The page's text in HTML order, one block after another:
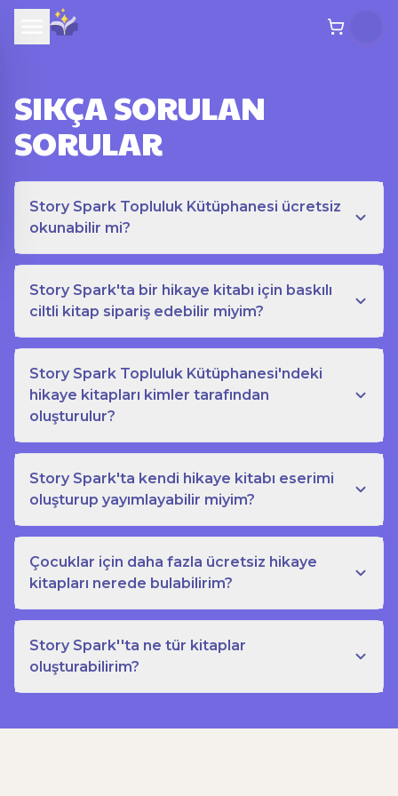
SIKÇA SORULAN
SORULAR
Story Spark Topluluk Kütüphanesi ücretsiz
okunabilir mi?
Story Spark'ta bir hikaye kitabı için baskılı
ciltli kitap sipariş edebilir miyim?
Story Spark Topluluk Kütüphanesi'ndeki
hikaye kitapları kimler tarafından
oluşturulur?
Story Spark'ta kendi hikaye kitabı eserimi
oluşturup yayımlayabilir miyim?
Çocuklar için daha fazla ücretsiz hikaye
kitapları nerede bulabilirim?
Story Spark''ta ne tür kitaplar
oluşturabilirim?